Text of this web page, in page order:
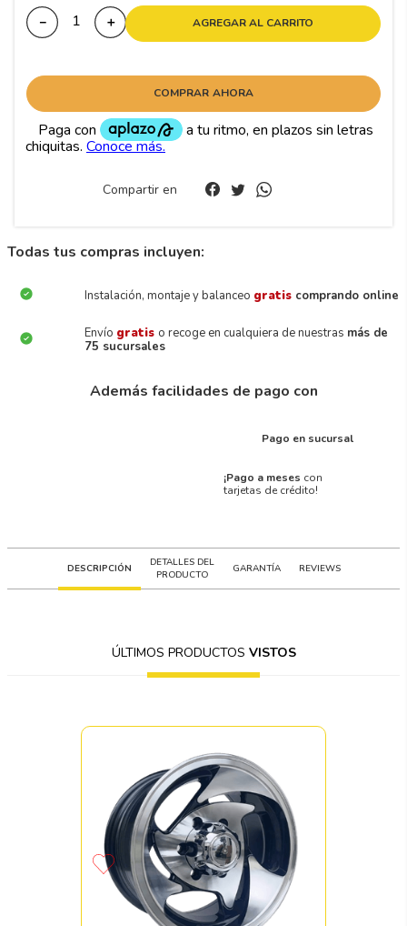
＋
－ AGREGAR AL CARRITO
COMPRAR AHORA
Compartir en
Todas tus compras incluyen:
Instalación, montaje y balanceo gratis comprando online
Envío gratis o recoge en cualquiera de nuestras más de
75 sucursales
Además facilidades de pago con
Pago en sucursal
¡Pago a meses con
tarjetas de crédito!
DESCRIPCIÓN
DETALLES DEL
PRODUCTO
GARANTÍA REVIEWS
ÚLTIMOS PRODUCTOS VISTOS